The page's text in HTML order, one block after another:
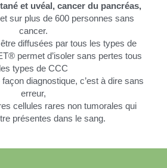
et uvéal, cancer du pancréas,
et sur plus de 600 personnes sans
cancer.
diffusées par tous les types de
permet d’isoler sans pertes tous
les types de CCC
diagnostique, c’est à dire sans
erreur,
cellules rares non tumorales qui
présentes dans le sang.